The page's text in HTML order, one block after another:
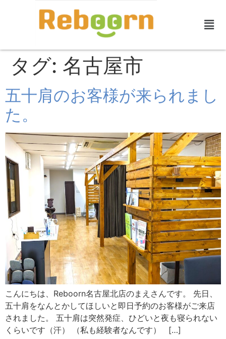
タグ: 名古屋市
五十肩のお客様が来られまし
た。
こんにちは、Reboorn名古屋北店のまえさんです。 先日、
五十肩をなんとかしてほしいと即日予約のお客様がご来店
されました。 五十肩は突然発症、ひどいと夜も寝られない
くらいです（汗） （私も経験者なんです） […]